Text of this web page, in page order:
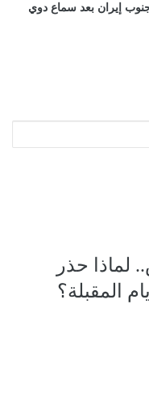
إيران بعد سماع دوي
حذر
المقبلة؟